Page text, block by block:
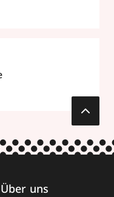
Über uns